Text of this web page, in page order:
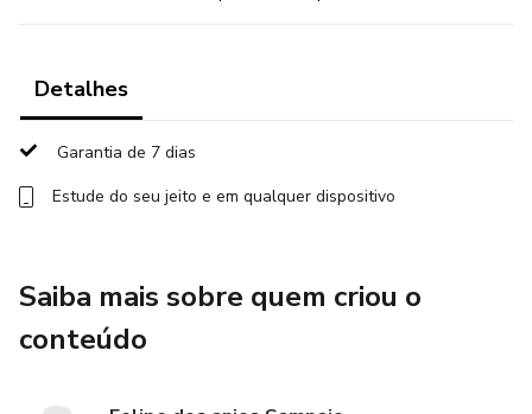
* como ser reconhecido
Seja uma organizador nível 3 agora mesmo e não perca
mais tempo com estratégias que não funcionam .
Detalhes
Garantia de 7 dias
Estude do seu jeito e em qualquer dispositivo
Saiba mais sobre quem criou o
conteúdo